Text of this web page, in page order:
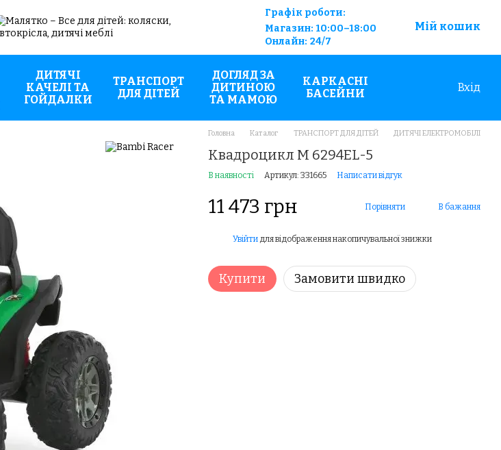
Графік роботи:
Магазин: 10:00–18:00
Онлайн: 24/7
Мій кошик
ДИТЯЧІ
КАЧЕЛІ ТА
ГОЙДАЛКИ
ТРАНСПОРТ
ДЛЯ ДІТЕЙ
ДОГЛЯД ЗА
ДИТИНОЮ
ТА МАМОЮ
КАРКАСНІ
БАСЕЙНИ
Вхід
Головна Каталог ТРАНСПОРТ ДЛЯ ДІТЕЙ ДИТЯЧІ ЕЛЕКТРОМОБІЛІ
Квадроцикл M 6294EL-5
В наявності Артикул: 331665 Написати відгук
11 473 грн Порівняти В бажання
Увійти для відображення накопичувальної знижки
Купити Замовити швидко